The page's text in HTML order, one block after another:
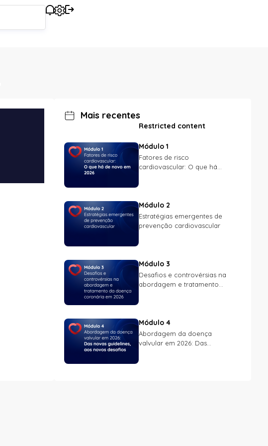
Mais recentes
Restricted content
Módulo 1
Fatores de risco
cardiovascular: O que há...
Módulo 2
Estratégias emergentes de
prevenção cardiovascular
Módulo 3
Desafios e controvérsias na
abordagem e tratamento...
Módulo 4
Abordagem da doença
valvular em 2026: Das...